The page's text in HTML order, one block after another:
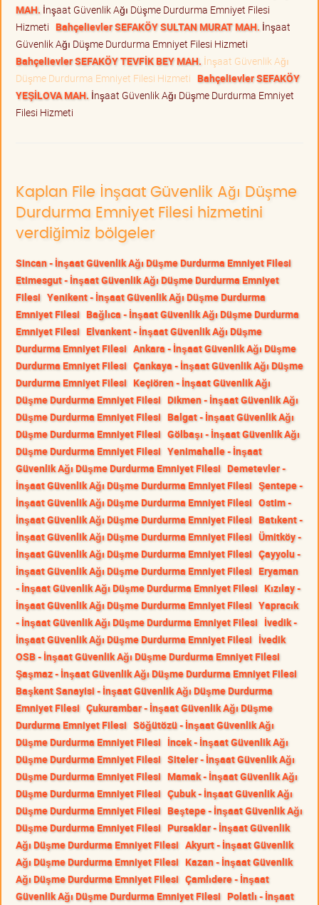
MAH. İnşaat Güvenlik Ağı Düşme Durdurma Emniyet Filesi
Hizmeti Bahçelievler SEFAKÖY SULTAN MURAT MAH. İnşaat
Güvenlik Ağı Düşme Durdurma Emniyet Filesi Hizmeti
Bahçelievler SEFAKÖY TEVFİK BEY MAH. İnşaat Güvenlik Ağı
Düşme Durdurma Emniyet Filesi Hizmeti Bahçelievler SEFAKÖY
YEŞİLOVA MAH. İnşaat Güvenlik Ağı Düşme Durdurma Emniyet
Filesi Hizmeti
Kaplan File İnşaat Güvenlik Ağı Düşme
Durdurma Emniyet Filesi hizmetini
verdiğimiz bölgeler
Sincan - İnşaat Güvenlik Ağı Düşme Durdurma Emniyet Filesi
Etimesgut - İnşaat Güvenlik Ağı Düşme Durdurma Emniyet
Filesi Yenikent - İnşaat Güvenlik Ağı Düşme Durdurma
Emniyet Filesi Bağlıca - İnşaat Güvenlik Ağı Düşme Durdurma
Emniyet Filesi Elvankent - İnşaat Güvenlik Ağı Düşme
Durdurma Emniyet Filesi Ankara - İnşaat Güvenlik Ağı Düşme
Durdurma Emniyet Filesi Çankaya - İnşaat Güvenlik Ağı Düşme
Durdurma Emniyet Filesi Keçiören - İnşaat Güvenlik Ağı
Düşme Durdurma Emniyet Filesi Dikmen - İnşaat Güvenlik Ağı
Düşme Durdurma Emniyet Filesi Balgat - İnşaat Güvenlik Ağı
Düşme Durdurma Emniyet Filesi Gölbaşı - İnşaat Güvenlik Ağı
Düşme Durdurma Emniyet Filesi Yenimahalle - İnşaat
Güvenlik Ağı Düşme Durdurma Emniyet Filesi Demetevler -
İnşaat Güvenlik Ağı Düşme Durdurma Emniyet Filesi Şentepe -
İnşaat Güvenlik Ağı Düşme Durdurma Emniyet Filesi Ostim -
İnşaat Güvenlik Ağı Düşme Durdurma Emniyet Filesi Batıkent -
İnşaat Güvenlik Ağı Düşme Durdurma Emniyet Filesi Ümitköy -
İnşaat Güvenlik Ağı Düşme Durdurma Emniyet Filesi Çayyolu -
İnşaat Güvenlik Ağı Düşme Durdurma Emniyet Filesi Eryaman
- İnşaat Güvenlik Ağı Düşme Durdurma Emniyet Filesi Kızılay -
İnşaat Güvenlik Ağı Düşme Durdurma Emniyet Filesi Yapracık
- İnşaat Güvenlik Ağı Düşme Durdurma Emniyet Filesi İvedik -
İnşaat Güvenlik Ağı Düşme Durdurma Emniyet Filesi İvedik
OSB - İnşaat Güvenlik Ağı Düşme Durdurma Emniyet Filesi
Şaşmaz - İnşaat Güvenlik Ağı Düşme Durdurma Emniyet Filesi
Başkent Sanayisi - İnşaat Güvenlik Ağı Düşme Durdurma
Emniyet Filesi Çukurambar - İnşaat Güvenlik Ağı Düşme
Durdurma Emniyet Filesi Söğütözü - İnşaat Güvenlik Ağı
Düşme Durdurma Emniyet Filesi İncek - İnşaat Güvenlik Ağı
Düşme Durdurma Emniyet Filesi Siteler - İnşaat Güvenlik Ağı
Düşme Durdurma Emniyet Filesi Mamak - İnşaat Güvenlik Ağı
Düşme Durdurma Emniyet Filesi Çubuk - İnşaat Güvenlik Ağı
Düşme Durdurma Emniyet Filesi Beştepe - İnşaat Güvenlik Ağı
Düşme Durdurma Emniyet Filesi Pursaklar - İnşaat Güvenlik
Ağı Düşme Durdurma Emniyet Filesi Akyurt - İnşaat Güvenlik
Ağı Düşme Durdurma Emniyet Filesi Kazan - İnşaat Güvenlik
Ağı Düşme Durdurma Emniyet Filesi Çamlıdere - İnşaat
Güvenlik Ağı Düşme Durdurma Emniyet Filesi Polatlı - İnşaat